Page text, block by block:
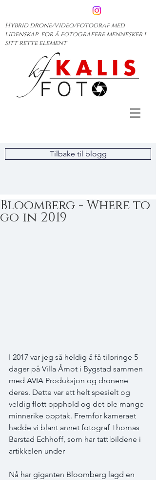
Hybrid drone/video/fotograf med
lidenskap for å fotografere mennesker i
sitt rette element
Tilbake til blogg
Bloomberg - Where to
go in 2019
I 2017 var jeg så heldig å få tilbringe 5
dager på Villa Åmot i Bygstad sammen
med AVIA Produksjon og dronene
deres. Dette var ett helt spesielt og
veldig flott opphold og det ble mange
minnerike opptak. Fremfor kameraet
hadde vi blant annet fotograf Thomas
Barstad Echhoff, som har tatt bildene i
artikkelen under
Nå har giganten Bloomberg lagd en